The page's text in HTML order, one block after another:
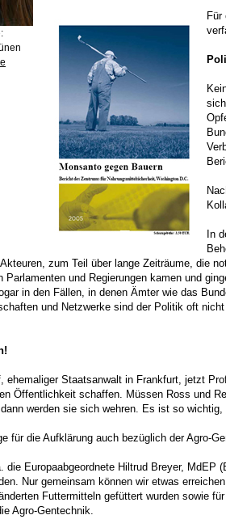
Für
In
zum Teil über lange Zeiträume, die
Parlamenten und Regierungen kamen und
in den Fällen, in denen Ämter wie das
und Netzwerke sind der Politik oft
ehemaliger Staatsanwalt in Frankfurt, jetzt
Öffentlichkeit schaffen. Müssen Ross und
werden sie sich wehren. Es ist so
für die Aufklärung auch bezüglich der Agro-
Europaabgeordnete Hiltrud Breyer,
Nur gemeinsam können wir etwas
Futtermitteln gefüttert wurden sowie
Agro-Gentechnik.